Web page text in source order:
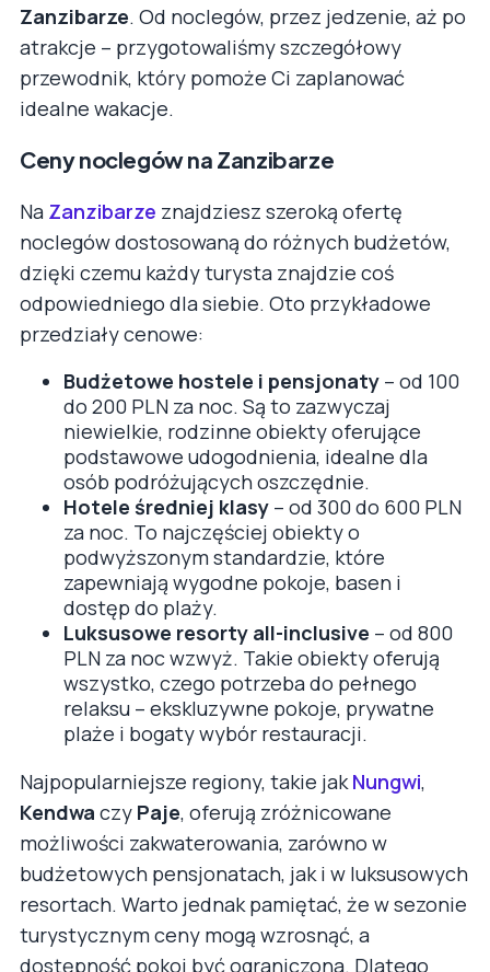
Zanzibarze. Od noclegów, przez jedzenie, aż po
atrakcje – przygotowaliśmy szczegółowy
przewodnik, który pomoże Ci zaplanować
idealne wakacje.
Ceny noclegów na Zanzibarze
Na Zanzibarze znajdziesz szeroką ofertę
noclegów dostosowaną do różnych budżetów,
dzięki czemu każdy turysta znajdzie coś
odpowiedniego dla siebie. Oto przykładowe
przedziały cenowe:
Budżetowe hostele i pensjonaty – od 100
do 200 PLN za noc. Są to zazwyczaj
niewielkie, rodzinne obiekty oferujące
podstawowe udogodnienia, idealne dla
osób podróżujących oszczędnie.
Hotele średniej klasy – od 300 do 600 PLN
za noc. To najczęściej obiekty o
podwyższonym standardzie, które
zapewniają wygodne pokoje, basen i
dostęp do plaży.
Luksusowe resorty all-inclusive – od 800
PLN za noc wzwyż. Takie obiekty oferują
wszystko, czego potrzeba do pełnego
relaksu – ekskluzywne pokoje, prywatne
plaże i bogaty wybór restauracji.
Najpopularniejsze regiony, takie jak Nungwi,
Kendwa czy Paje, oferują zróżnicowane
możliwości zakwaterowania, zarówno w
budżetowych pensjonatach, jak i w luksusowych
resortach. Warto jednak pamiętać, że w sezonie
turystycznym ceny mogą wzrosnąć, a
dostępność pokoi być ograniczona. Dlatego